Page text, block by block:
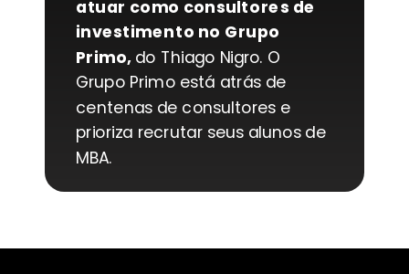
atuar como consultores de
investimento no Grupo
Primo, do Thiago Nigro. O
Grupo Primo está atrás de
centenas de consultores e
prioriza recrutar seus alunos de
MBA.